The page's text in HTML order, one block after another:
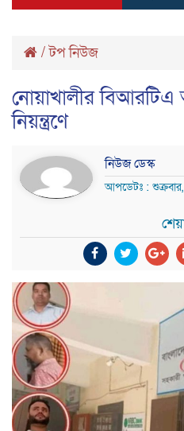
/টপ নিউজ
নোয়াখালীর
নিয়ন্ত্রণে
নিউজ ডেস্ক
আপডেটঃ :